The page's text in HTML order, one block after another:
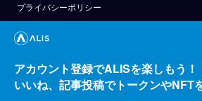
プライバシーポリシー
公式アナウンス
技術ブログ
API
アカウント登録でALISを楽しもう！
いいね、記事投稿でトークンやNFT